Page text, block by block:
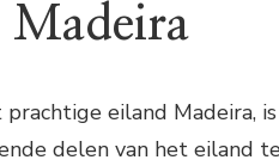
Madeira
eiland Madeira,
delen van het eiland